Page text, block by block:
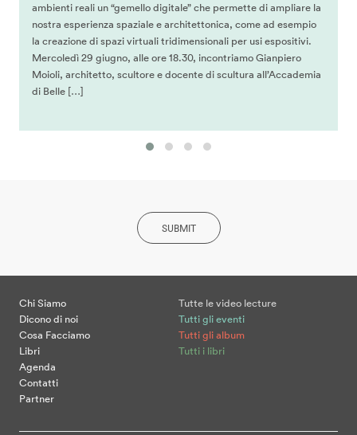
ambienti reali un “gemello digitale” che permette di ampliare la
nostra esperienza spaziale e architettonica, come ad esempio
la creazione di spazi virtuali tridimensionali per usi espositivi.
Mercoledì 29 giugno, alle ore 18.30, incontriamo Gianpiero
Moioli, architetto, scultore e docente di scultura all’Accademia
di Belle […]
SUBMIT
Chi Siamo
Dicono di noi
Cosa Facciamo
Libri
Agenda
Contatti
Partner
Tutte le video lecture
Tutti gli eventi
Tutti gli album
Tutti i libri